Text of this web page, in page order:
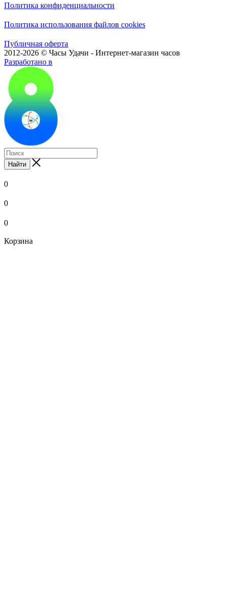
Политика конфиденциальности
Политика использования файлов cookies
Публичная оферта
2012-2026 © Часы Удачи - Интернет-магазин часов
Разработано в
Найти
0
0
0
Корзина